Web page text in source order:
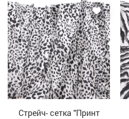
Стрейч- сетка "Принт